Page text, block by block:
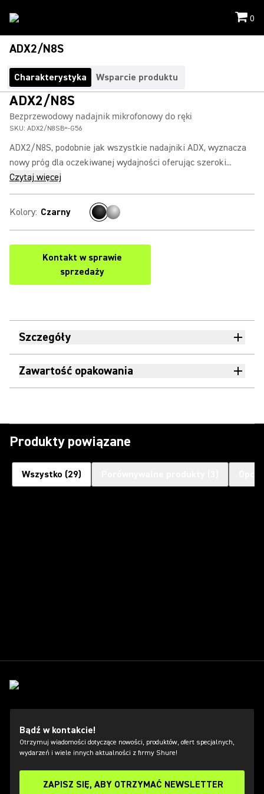
0
ADX2/N8S
Charakterystyka Wsparcie produktu
ADX2/N8S
Bezprzewodowy nadajnik mikrofonowy do ręki
SKU: ADX2/N8SB=-G56
ADX2/N8S, podobnie jak wszystkie nadajniki ADX, wyznacza
nowy próg dla oczekiwanej wydajności oferując szeroki...
Czytaj więcej
Kolory: Czarny
Kontakt w sprawie
sprzedaży
Szczegóły
Zawartość opakowania
Produkty powiązane
Wszystko (29)
Bądź w kontakcie!
Otrzymuj wiadomości dotyczące nowości, produktów, ofert specjalnych,
wydarzeń i wiele innych aktualności z firmy Shure!
ZAPISZ SIĘ, ABY OTRZYMAĆ NEWSLETTER